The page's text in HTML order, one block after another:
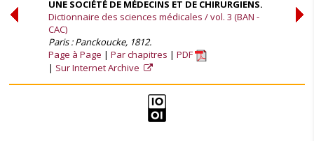
UNE SOCIÉTÉ DE MÉDECINS ET DE CHIRURGIENS.
Dictionnaire des sciences médicales / vol. 3 (BAN -
CAC)
Paris : Panckoucke, 1812.
Page à Page
Par chapitres
PDF
Sur Internet Archive